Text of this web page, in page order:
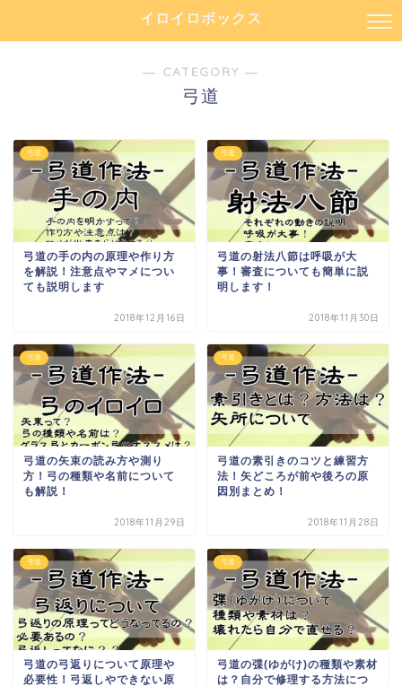
イロイロボックス
― CATEGORY ―
弓道
弓道
弓道の手の内の原理や作り方
を解説！注意点やマメについ
ても説明します
2018年12月16日
弓道
弓道の射法八節は呼吸が大
事！審査についても簡単に説
明します！
2018年11月30日
弓道
弓道の矢束の読み方や測り
方！弓の種類や名前について
も解説！
2018年11月29日
弓道
弓道の素引きのコツと練習方
法！矢どころが前や後ろの原
因別まとめ！
2018年11月28日
弓道
弓道の弓返りについて原理や
必要性！弓返しやできない原
弓道
弓道の弽(ゆがけ)の種類や素材
は？自分で修理する方法につ